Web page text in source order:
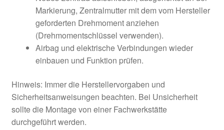
Markierung, Zentralmutter mit dem vom Hersteller
geforderten Drehmoment anziehen
(Drehmomentschlüssel verwenden).
Airbag und elektrische Verbindungen wieder
einbauen und Funktion prüfen.
Hinweis: Immer die Herstellervorgaben und
Sicherheitsanweisungen beachten. Bei Unsicherheit
sollte die Montage von einer Fachwerkstätte
durchgeführt werden.